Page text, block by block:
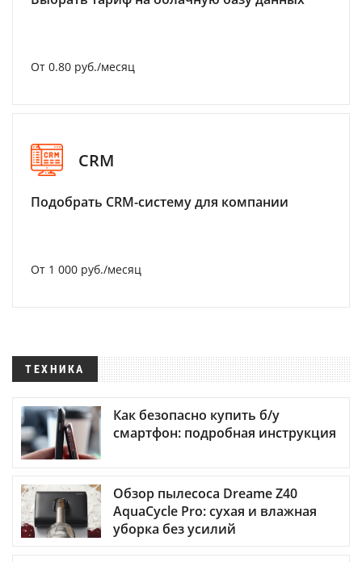
От 0.80 руб./месяц
CRM
Подобрать CRM-систему для компании
От 1 000 руб./месяц
ТЕХНИКА
Как безопасно купить б/у
смартфон: подробная инструкция
Обзор пылесоса Dreame Z40
AquaCycle Pro: сухая и влажная
уборка без усилий